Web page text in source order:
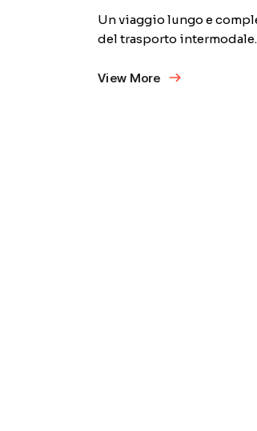
Un viaggio lungo e
del trasporto
View More